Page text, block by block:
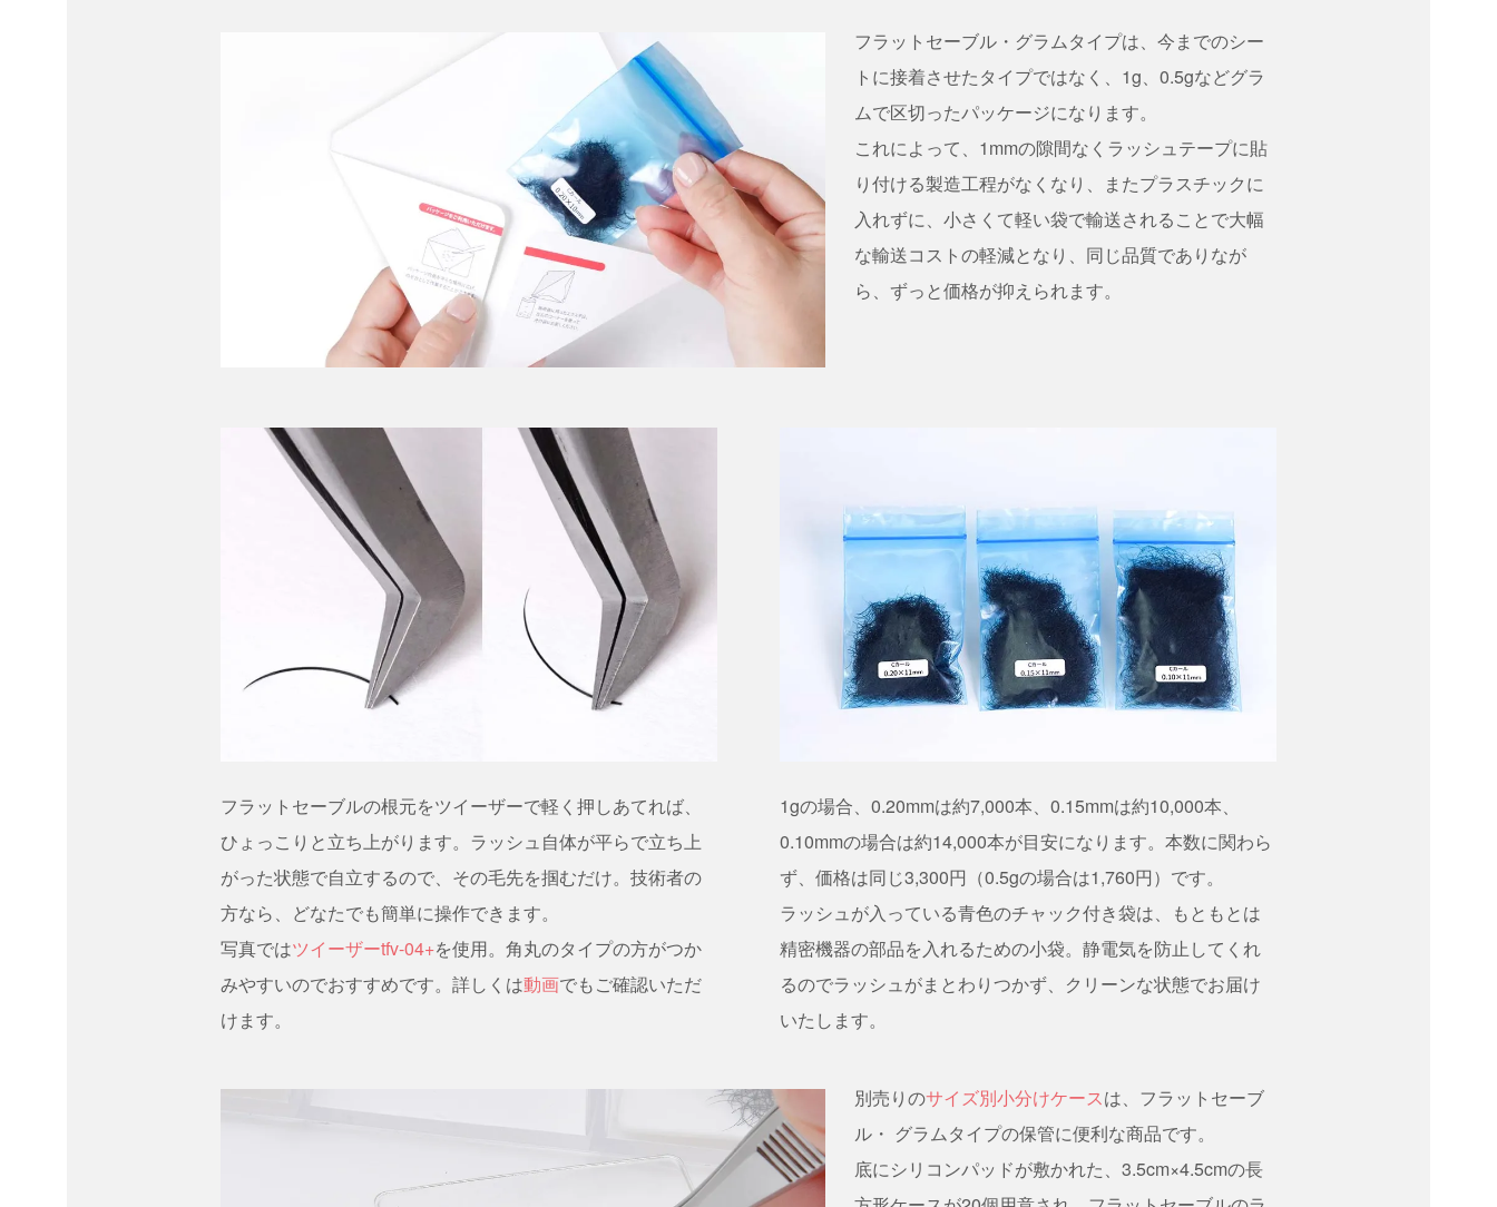
フラットセーブル・グラムタイプは、今までのシー
トに接着させたタイプではなく、1g、0.5gなどグラ
ムで区切ったパッケージになります。
これによって、1mmの隙間なくラッシュテープに貼
り付ける製造工程がなくなり、またプラスチックに
入れずに、小さくて軽い袋で輸送されることで大幅
な輸送コストの軽減となり、同じ品質でありなが
ら、ずっと価格が抑えられます。
フラットセーブルの根元をツイーザーで軽く押しあてれば、
ひょっこりと立ち上がります。ラッシュ自体が平らで立ち上
がった状態で自立するので、その毛先を掴むだけ。技術者の
方なら、どなたでも簡単に操作できます。
写真ではツイーザーtfv-04+を使用。角丸のタイプの方がつか
みやすいのでおすすめです。詳しくは動画でもご確認いただ
けます。
1gの場合、0.20mmは約7,000本、0.15mmは約10,000本、
0.10mmの場合は約14,000本が目安になります。本数に関わら
ず、価格は同じ3,300円（0.5gの場合は1,760円）です。
ラッシュが入っている青色のチャック付き袋は、もともとは
精密機器の部品を入れるための小袋。静電気を防止してくれ
るのでラッシュがまとわりつかず、クリーンな状態でお届け
いたします。
別売りのサイズ別小分けケースは、フラットセーブ
ル・ グラムタイプの保管に便利な商品です。
底にシリコンパッドが敷かれた、3.5cm×4.5cmの長